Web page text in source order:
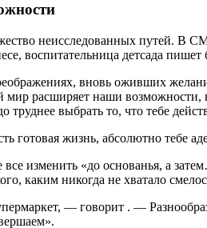
неисследованных путей. В
воспитательница детсада
вновь оживших
расширяет наши возможности,
выбрать то, что тебе
готовая жизнь, абсолютно тебе
изменить «до основанья, а
каким никогда не хватало
— говорит . —